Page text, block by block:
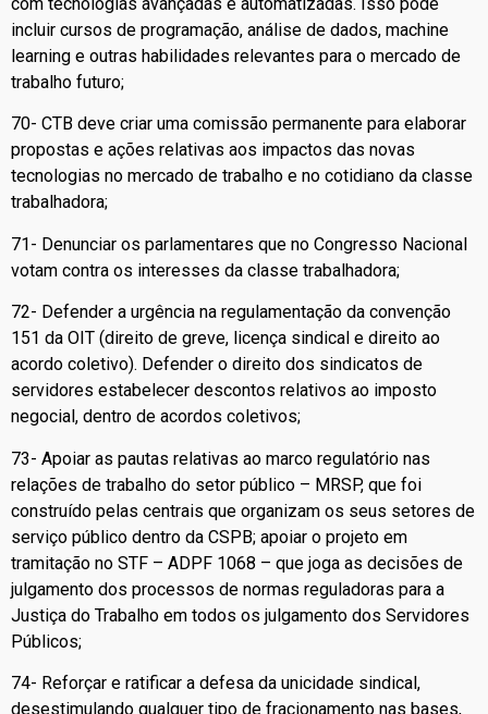
incluir cursos de programação, análise de dados, machine
learning e outras habilidades relevantes para o mercado de
trabalho futuro;
70- CTB deve criar uma comissão permanente para elaborar
propostas e ações relativas aos impactos das novas
tecnologias no mercado de trabalho e no cotidiano da classe
trabalhadora;
71- Denunciar os parlamentares que no Congresso Nacional
votam contra os interesses da classe trabalhadora;
72- Defender a urgência na regulamentação da convenção
151 da OIT (direito de greve, licença sindical e direito ao
acordo coletivo). Defender o direito dos sindicatos de
servidores estabelecer descontos relativos ao imposto
negocial, dentro de acordos coletivos;
73- Apoiar as pautas relativas ao marco regulatório nas
relações de trabalho do setor público – MRSP, que foi
construído pelas centrais que organizam os seus setores de
serviço público dentro da CSPB; apoiar o projeto em
tramitação no STF – ADPF 1068 – que joga as decisões de
julgamento dos processos de normas reguladoras para a
Justiça do Trabalho em todos os julgamento dos Servidores
Públicos;
74- Reforçar e ratificar a defesa da unicidade sindical,
desestimulando qualquer tipo de fracionamento nas bases,